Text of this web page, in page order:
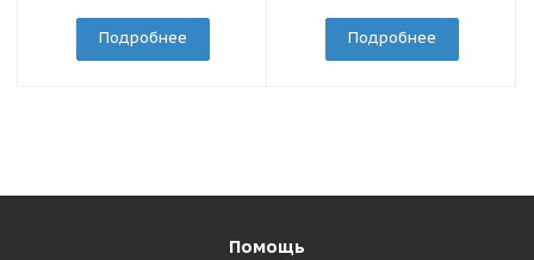
Подробнее Подробнее
Помощь